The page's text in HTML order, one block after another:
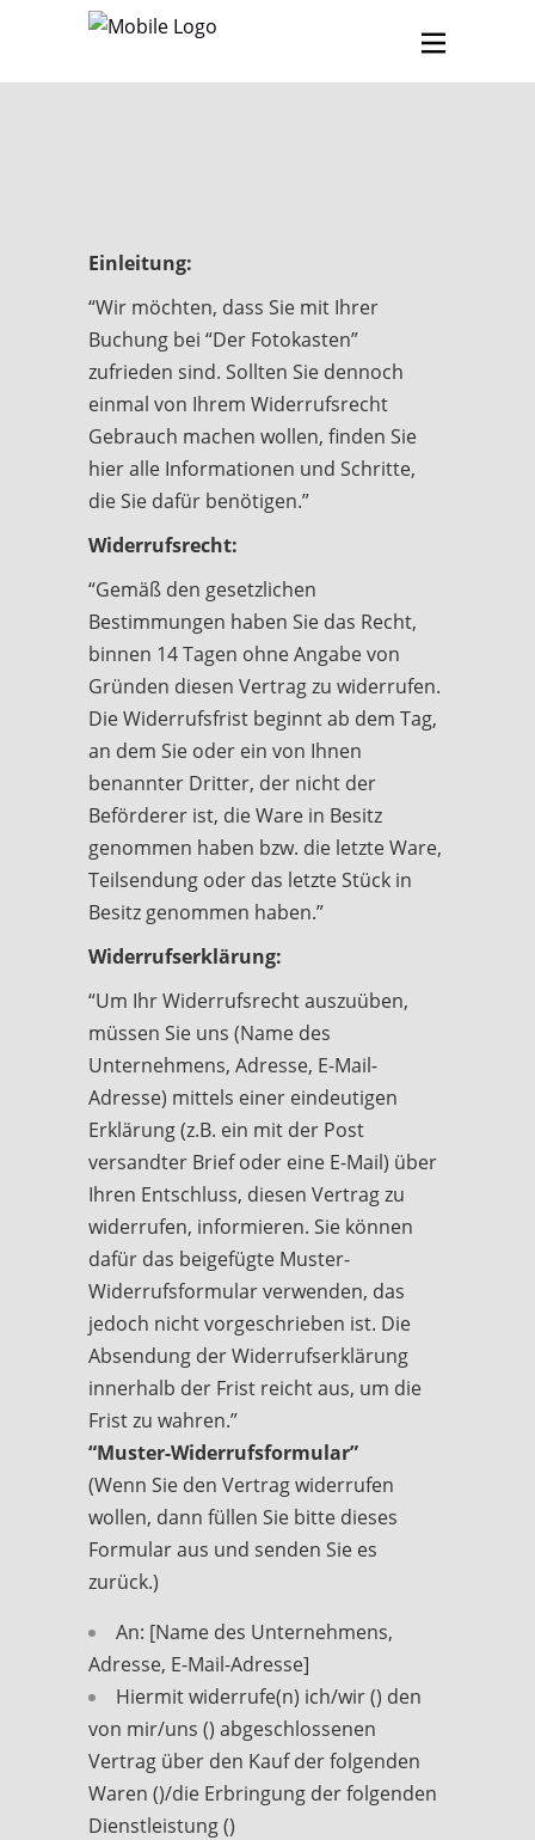
Einleitung:
“Wir möchten, dass Sie mit Ihrer
Buchung bei “Der Fotokasten”
zufrieden sind. Sollten Sie dennoch
einmal von Ihrem Widerrufsrecht
Gebrauch machen wollen, finden Sie
hier alle Informationen und Schritte,
die Sie dafür benötigen.”
Widerrufsrecht:
“Gemäß den gesetzlichen
Bestimmungen haben Sie das Recht,
binnen 14 Tagen ohne Angabe von
Gründen diesen Vertrag zu widerrufen.
Die Widerrufsfrist beginnt ab dem Tag,
an dem Sie oder ein von Ihnen
benannter Dritter, der nicht der
Beförderer ist, die Ware in Besitz
genommen haben bzw. die letzte Ware,
Teilsendung oder das letzte Stück in
Besitz genommen haben.”
Widerrufserklärung:
“Um Ihr Widerrufsrecht auszuüben,
müssen Sie uns (Name des
Unternehmens, Adresse, E-Mail-
Adresse) mittels einer eindeutigen
Erklärung (z.B. ein mit der Post
versandter Brief oder eine E-Mail) über
Ihren Entschluss, diesen Vertrag zu
widerrufen, informieren. Sie können
dafür das beigefügte Muster-
Widerrufsformular verwenden, das
jedoch nicht vorgeschrieben ist. Die
Absendung der Widerrufserklärung
innerhalb der Frist reicht aus, um die
Frist zu wahren.”
“Muster-Widerrufsformular”
(Wenn Sie den Vertrag widerrufen
wollen, dann füllen Sie bitte dieses
Formular aus und senden Sie es
zurück.)
An: [Name des Unternehmens,
Adresse, E-Mail-Adresse]
Hiermit widerrufe(n) ich/wir () den
von mir/uns () abgeschlossenen
Vertrag über den Kauf der folgenden
Waren ()/die Erbringung der folgenden
Dienstleistung ()